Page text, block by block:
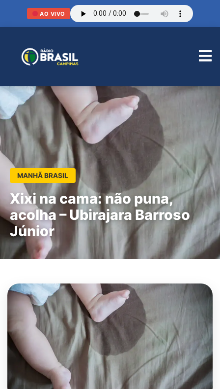
AO VIVO
MANHÃ BRASIL
Xixi na cama: não puna,
acolha – Ubirajara Barroso
Júnior